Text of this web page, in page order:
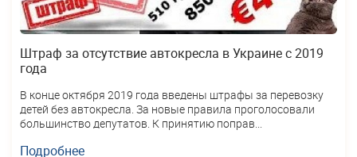
Штраф за отсутствие автокресла в Украине с 2019
года
В конце октября 2019 года введены штрафы за перевозку
детей без автокресла. За новые правила проголосовали
большинство депутатов. К принятию поправ...
Подробнее